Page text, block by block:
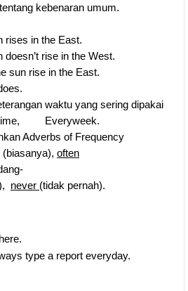
kebenaran umum.
in the East.
rise in the West.
rise in the East.
waktu yang sering dipakai
Everyweek.
Adverbs of Frequency
(biasanya), often
never (tidak pernah).
type a report everyday.